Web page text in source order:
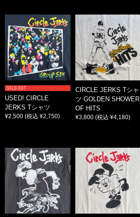
SOLD OUT
USED! CIRCLE
JERKS Tシャツ
¥2,500 (税込 ¥2,750)
CIRCLE JERKS Tシャ
ツ GOLDEN SHOWER
OF HITS
¥3,800 (税込 ¥4,180)